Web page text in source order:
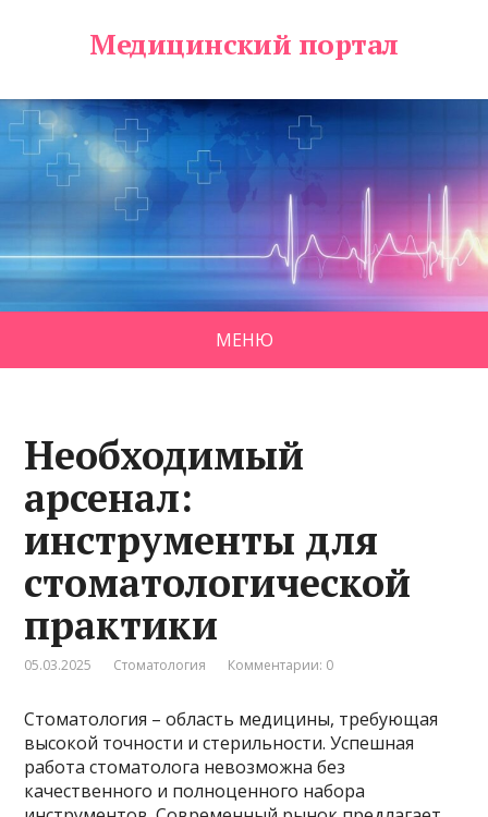
Медицинский портал
МЕНЮ
Необходимый
арсенал:
инструменты для
стоматологической
практики
05.03.2025 Стоматология Комментарии: 0
Стоматология – область медицины, требующая
высокой точности и стерильности. Успешная
работа стоматолога невозможна без
качественного и полноценного набора